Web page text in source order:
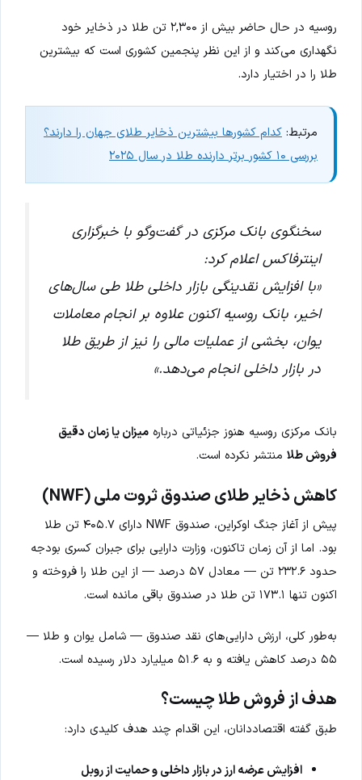
روسیه در حال حاضر بیش از ۲,۳۰۰ تن طلا در ذخایر خود
نگهداری می‌کند و از این نظر پنجمین کشوری است که بیشترین
طلا را در اختیار دارد.
مرتبط: کدام کشورها بیشترین ذخایر طلای جهان را دارند؟
بررسی ۱۰ کشور برتر دارنده طلا در سال ۲۰۲۵
سخنگوی بانک مرکزی در گفت‌وگو با خبرگزاری
اینترفاکس اعلام کرد:
«با افزایش نقدینگی بازار داخلی طلا طی سال‌های
اخیر، بانک روسیه اکنون علاوه بر انجام معاملات
یوان، بخشی از عملیات مالی را نیز از طریق طلا
در بازار داخلی انجام می‌دهد.»
بانک مرکزی روسیه هنوز جزئیاتی درباره میزان یا زمان دقیق
فروش طلا منتشر نکرده است.
کاهش ذخایر طلای صندوق ثروت ملی (NWF)
پیش از آغاز جنگ اوکراین، صندوق NWF دارای ۴۰۵.۷ تن طلا
بود. اما از آن زمان تاکنون، وزارت دارایی برای جبران کسری بودجه
حدود ۲۳۲.۶ تن — معادل ۵۷ درصد — از این طلا را فروخته و
اکنون تنها ۱۷۳.۱ تن طلا در صندوق باقی مانده است.
به‌طور کلی، ارزش دارایی‌های نقد صندوق — شامل یوان و طلا —
۵۵ درصد کاهش یافته و به ۵۱.۶ میلیارد دلار رسیده است.
هدف از فروش طلا چیست؟
طبق گفته اقتصاددانان، این اقدام چند هدف کلیدی دارد:
افزایش عرضه ارز در بازار داخلی و حمایت از روبل